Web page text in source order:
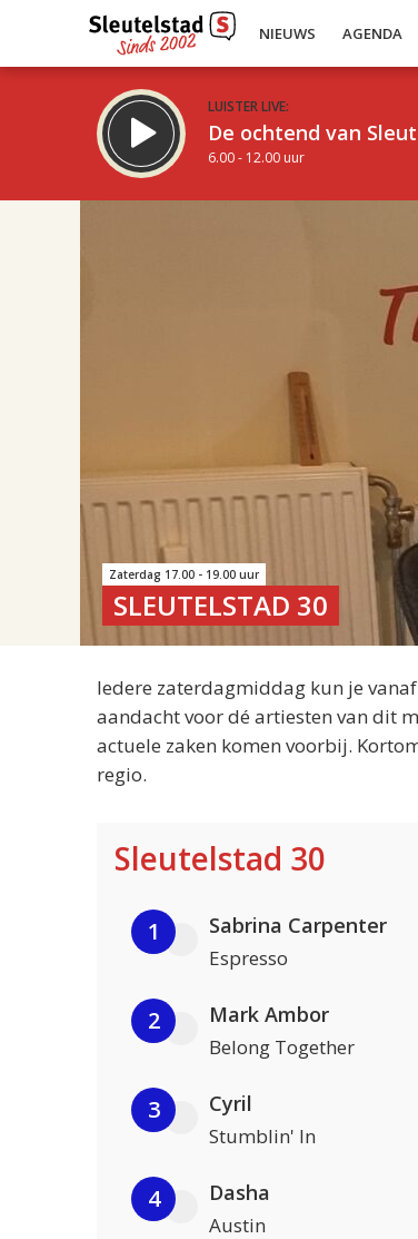
NIEUWS AGENDA
LUISTER LIVE:
De ochtend van
6.00 - 12.00 uur
Zaterdag 17.00 - 19.00 uur
SLEUTELSTAD 30
Iedere zaterdagmiddag kun je
aandacht voor dé artiesten van dit
actuele zaken komen voorbij.
regio.
Sleutelstad 30
1 Sabrina Carpenter
Espresso
2 Mark Ambor
Belong Together
3 Cyril
Stumblin' In
4 Dasha
Austin